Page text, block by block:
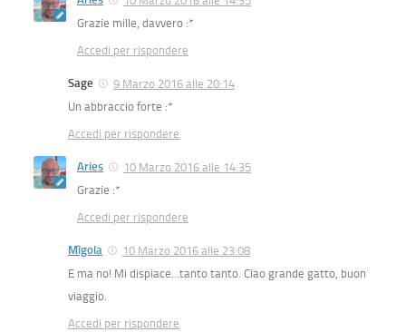
Grazie mille, davvero :*
Accedi per rispondere
Sage
9 Marzo 2016 alle 20:14
Un abbraccio forte :*
Accedi per rispondere
Aries
10 Marzo 2016 alle 14:35
Grazie :*
Accedi per rispondere
Mìgola
10 Marzo 2016 alle 23:08
E ma no! Mi dispiace…tanto tanto. Ciao grande gatto, buon
viaggio.
Accedi per rispondere